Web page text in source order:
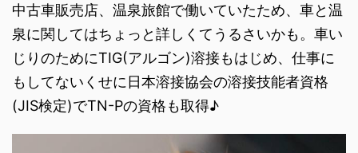
中古車販売店、温泉旅館で働いていたため、車と温
泉に関してはちょっと詳しくてうるさいかも。車い
じりのためにTIG(アルゴン)溶接もはじめ、仕事に
もしてないくせに日本溶接協会の溶接技能者資格
(JIS検定)でTN-Pの資格も取得♪